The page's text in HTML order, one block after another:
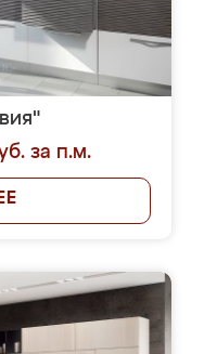
за п.м.